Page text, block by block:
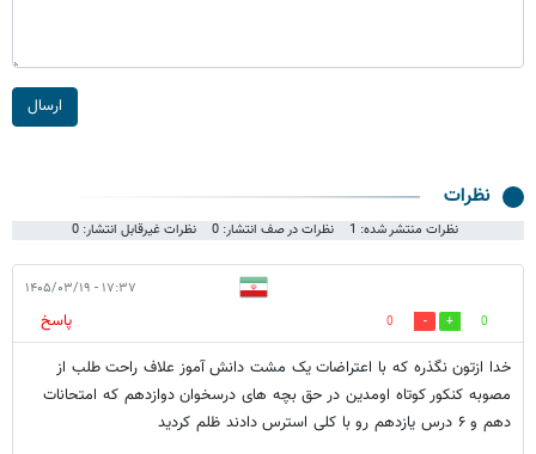
ارسال
نظرات
نظرات منتشر شده: 1 نظرات در صف انتشار: 0 نظرات غیرقابل انتشار: 0
۱۷:۳۷ - ۱۴۰۵/۰۳/۱۹
0
0
پاسخ
خدا ازتون نگذره که با اعتراضات یک مشت دانش آموز علاف راحت طلب از
مصوبه کنکور کوتاه اومدین در حق بچه های درسخوان دوازدهم که امتحانات
دهم و ۶ درس یازدهم رو با کلی استرس دادند ظلم کردید